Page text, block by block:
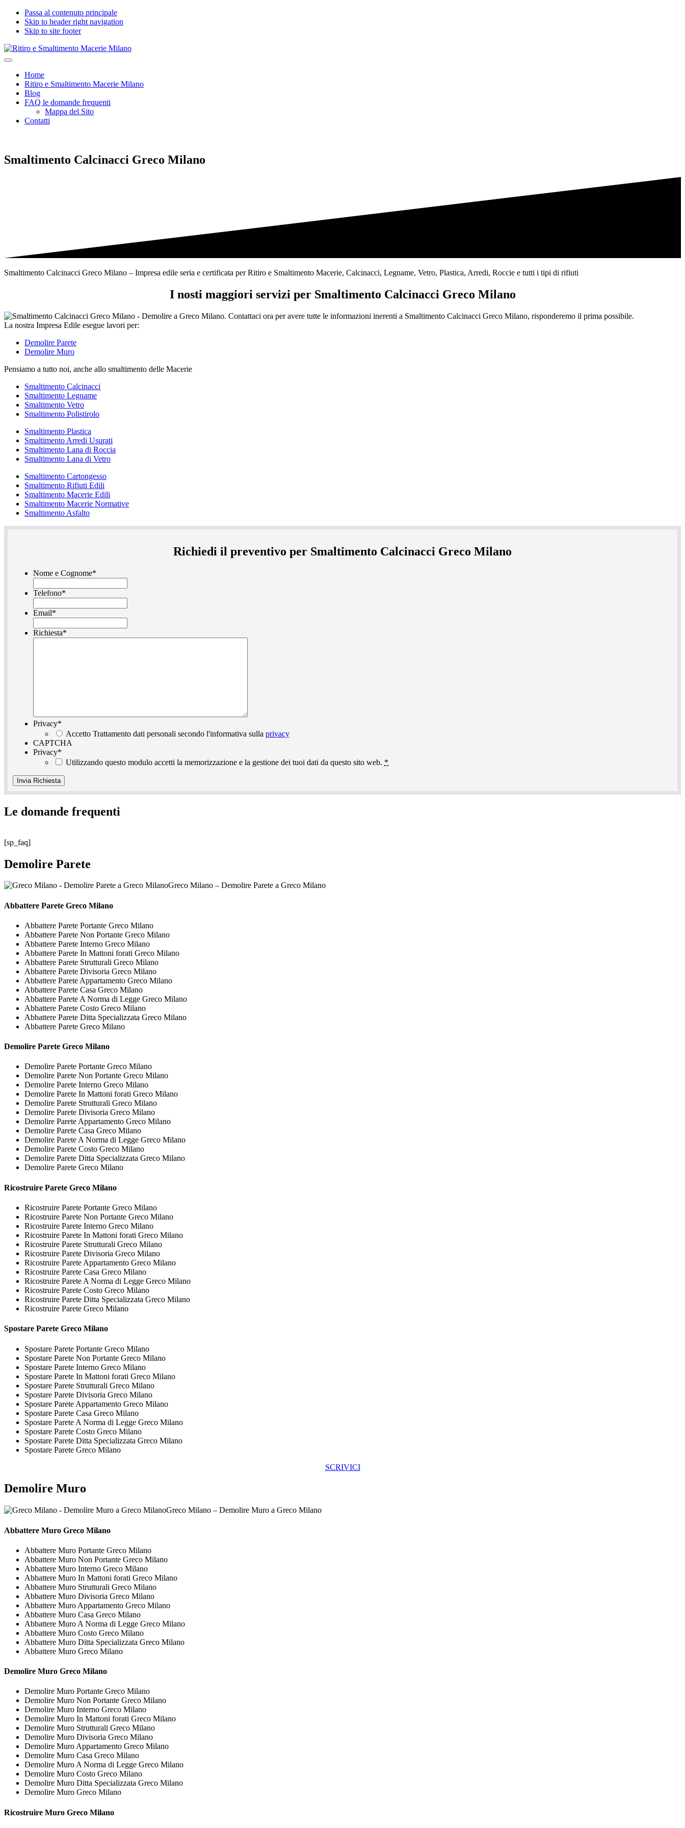
Passa al contenuto principale
Skip to header right navigation
Skip to site footer
Ritiro
Smaltimento
Macerie
Milano
Impresa
seria
certificata
Legname,
Menu
Home
Ritiro e Smaltimento Macerie Milano
Blog
FAQ le domande frequenti
Mappa del Sito
Contatti
Smaltimento Calcinacci Greco Milano
Smaltimento Calcinacci Greco Milano – Impresa edile seria e certificata per Ritiro e Smaltimento Macerie, Calcinacci, Legname, Vetro, Plastica, Arredi, Roccie e tutti i tipi di rifiuti
I nosti maggiori servizi per Smaltimento Calcinacci Greco Milano
La nostra Impresa Edile esegue lavori per:
Demolire Parete
Demolire Muro
Pensiamo a tutto noi, anche allo smaltimento delle Macerie
Smaltimento Calcinacci
Smaltimento Legname
Smaltimento Vetro
Smaltimento Polistirolo
Smaltimento Plastica
Smaltimento Arredi Usurati
Smaltimento Lana di Roccia
Smaltimento Lana di Vetro
Smaltimento Cartongesso
Smaltimento Rifiuti Edili
Smaltimento Macerie Edili
Smaltimento Macerie Normative
Smaltimento Asfalto
Richiedi il preventivo per Smaltimento Calcinacci Greco Milano
Nome e Cognome*
Telefono*
Email*
Richiesta*
Privacy*
Accetto Trattamento dati personali secondo l'informativa sulla privacy
CAPTCHA
Privacy*
Utilizzando questo modulo accetti la memorizzazione e la gestione dei tuoi dati da questo sito web. *
Le domande frequenti
[sp_faq]
Demolire Parete
Greco Milano – Demolire Parete a Greco Milano
Abbattere Parete Greco Milano
Abbattere Parete Portante Greco Milano
Abbattere Parete Non Portante Greco Milano
Abbattere Parete Interno Greco Milano
Abbattere Parete In Mattoni forati Greco Milano
Abbattere Parete Strutturali Greco Milano
Abbattere Parete Divisoria Greco Milano
Abbattere Parete Appartamento Greco Milano
Abbattere Parete Casa Greco Milano
Abbattere Parete A Norma di Legge Greco Milano
Abbattere Parete Costo Greco Milano
Abbattere Parete Ditta Specializzata Greco Milano
Abbattere Parete Greco Milano
Demolire Parete Greco Milano
Demolire Parete Portante Greco Milano
Demolire Parete Non Portante Greco Milano
Demolire Parete Interno Greco Milano
Demolire Parete In Mattoni forati Greco Milano
Demolire Parete Strutturali Greco Milano
Demolire Parete Divisoria Greco Milano
Demolire Parete Appartamento Greco Milano
Demolire Parete Casa Greco Milano
Demolire Parete A Norma di Legge Greco Milano
Demolire Parete Costo Greco Milano
Demolire Parete Ditta Specializzata Greco Milano
Demolire Parete Greco Milano
Ricostruire Parete Greco Milano
Ricostruire Parete Portante Greco Milano
Ricostruire Parete Non Portante Greco Milano
Ricostruire Parete Interno Greco Milano
Ricostruire Parete In Mattoni forati Greco Milano
Ricostruire Parete Strutturali Greco Milano
Ricostruire Parete Divisoria Greco Milano
Ricostruire Parete Appartamento Greco Milano
Ricostruire Parete Casa Greco Milano
Ricostruire Parete A Norma di Legge Greco Milano
Ricostruire Parete Costo Greco Milano
Ricostruire Parete Ditta Specializzata Greco Milano
Ricostruire Parete Greco Milano
Spostare Parete Greco Milano
Spostare Parete Portante Greco Milano
Spostare Parete Non Portante Greco Milano
Spostare Parete Interno Greco Milano
Spostare Parete In Mattoni forati Greco Milano
Spostare Parete Strutturali Greco Milano
Spostare Parete Divisoria Greco Milano
Spostare Parete Appartamento Greco Milano
Spostare Parete Casa Greco Milano
Spostare Parete A Norma di Legge Greco Milano
Spostare Parete Costo Greco Milano
Spostare Parete Ditta Specializzata Greco Milano
Spostare Parete Greco Milano
SCRIVICI
Demolire Muro
Greco Milano – Demolire Muro a Greco Milano
Abbattere Muro Greco Milano
Abbattere Muro Portante Greco Milano
Abbattere Muro Non Portante Greco Milano
Abbattere Muro Interno Greco Milano
Abbattere Muro In Mattoni forati Greco Milano
Abbattere Muro Strutturali Greco Milano
Abbattere Muro Divisoria Greco Milano
Abbattere Muro Appartamento Greco Milano
Abbattere Muro Casa Greco Milano
Abbattere Muro A Norma di Legge Greco Milano
Abbattere Muro Costo Greco Milano
Abbattere Muro Ditta Specializzata Greco Milano
Abbattere Muro Greco Milano
Demolire Muro Greco Milano
Demolire Muro Portante Greco Milano
Demolire Muro Non Portante Greco Milano
Demolire Muro Interno Greco Milano
Demolire Muro In Mattoni forati Greco Milano
Demolire Muro Strutturali Greco Milano
Demolire Muro Divisoria Greco Milano
Demolire Muro Appartamento Greco Milano
Demolire Muro Casa Greco Milano
Demolire Muro A Norma di Legge Greco Milano
Demolire Muro Costo Greco Milano
Demolire Muro Ditta Specializzata Greco Milano
Demolire Muro Greco Milano
Ricostruire Muro Greco Milano